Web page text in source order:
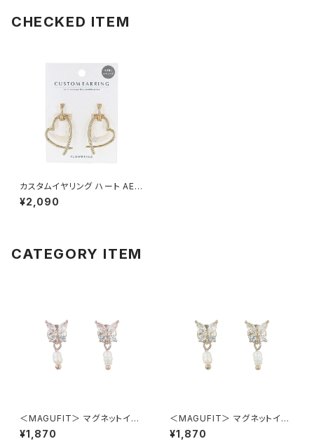
CHECKED ITEM
カスタムイヤリング ハート AER
0616-GD（ゴールド）
¥2,090
CATEGORY ITEM
＜MAGUFIT＞ マグネットイヤ
リング バタフライ AER0623-P
G（ピンクゴールド）
¥1,870
＜MAGUFIT＞ マグネットイヤ
リング バタフライ AER0623-G
D（ゴールド）
¥1,870